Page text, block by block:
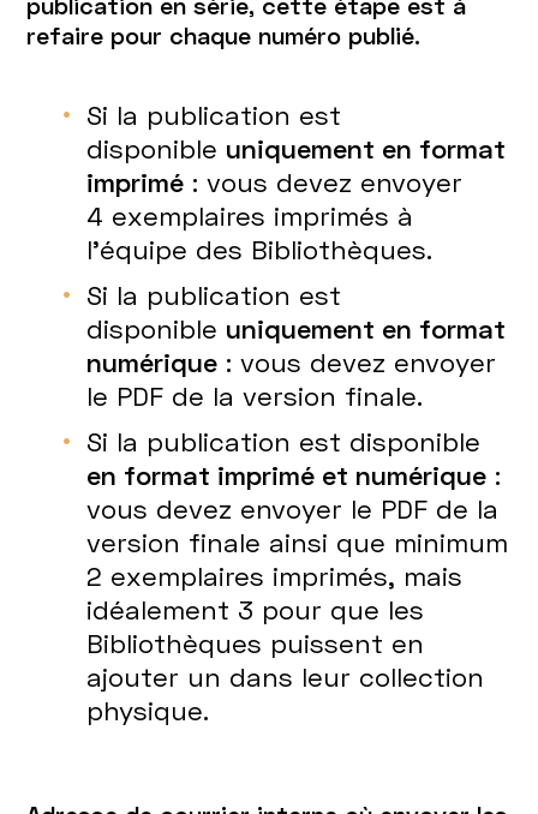
refaire pour chaque numéro publié.
Si la publication est
disponible uniquement en format
imprimé : vous devez envoyer
4 exemplaires imprimés à
l'équipe des Bibliothèques.
Si la publication est
disponible uniquement en format
numérique : vous devez envoyer
le PDF de la version finale.
Si la publication est disponible
en format imprimé et numérique :
vous devez envoyer le PDF de la
version finale ainsi que minimum
2 exemplaires imprimés, mais
idéalement 3 pour que les
Bibliothèques puissent en
ajouter un dans leur collection
physique.